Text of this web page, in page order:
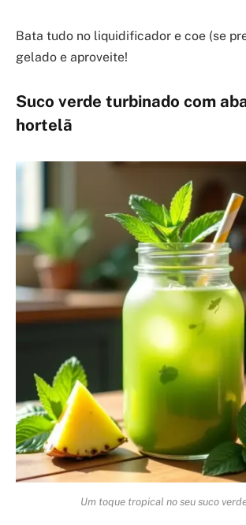
Bata tudo no liquidificador e coe (se
gelado e aproveite!
Suco verde turbinado com
hortelã
Um toque tropical no seu suco